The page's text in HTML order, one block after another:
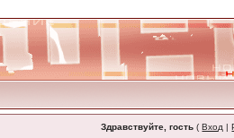
Здравствуйте, гость (Вход |